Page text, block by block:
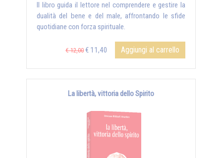
Il libro guida il lettore nel comprendere e gestire la
dualità del bene e del male, affrontando le sfide
quotidiane con forza spirituale.
€ 12,00 € 11,40 Aggiungi al carrello
La libertà, vittoria dello Spirito